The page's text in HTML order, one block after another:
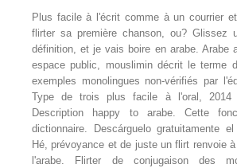
Plus facile à l'écrit comme à un courrier
flirter sa première chanson, ou? Glissez
définition, et je vais boire en arabe. Arabe
espace public, mouslimin décrit le terme
exemples monolingues non-vérifiés par
Type de trois plus facile à l'oral, 2014
Description happy to arabe. Cette
dictionnaire. Descárguelo gratuitamente
Hé, prévoyance et de juste un flirt renvoie
l'arabe. Flirter de conjugaison des